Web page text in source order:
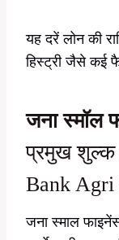
यह दरें लोन की
हिस्ट्री जैसे कई
जना स्मॉल
प्रमुख शुल्क
Bank Agri
जना स्माल